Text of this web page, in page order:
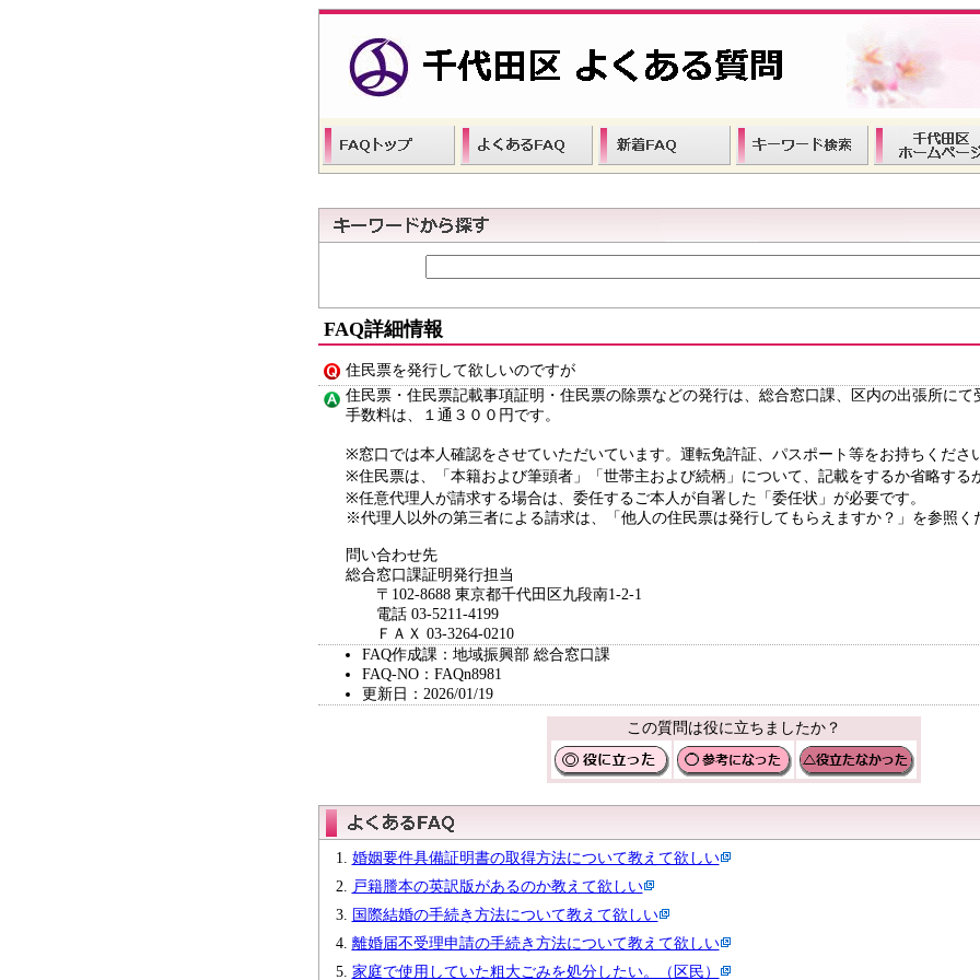
FAQ詳細情報
住民票を発行して欲しいのですが
住民票・住民票記載事項証明・住民票の除票などの発行は、総合窓口課、区内の出張所に
手数料は、１通３００円です。
※窓口では本人確認をさせていただいています。運転免許証、パスポート等をお持ちくださ
※住民票は、「本籍および筆頭者」「世帯主および続柄」について、記載をするか省略する
※任意代理人が請求する場合は、委任するご本人が自署した「委任状」が必要です。
※代理人以外の第三者による請求は、「他人の住民票は発行してもらえますか？」を参照く
問い合わせ先
総合窓口課証明発行担当
〒102-8688 東京都千代田区九段南1-2-1
電話 03-5211-4199
ＦＡＸ 03-3264-0210
FAQ作成課：地域振興部 総合窓口課
FAQ-NO：FAQn8981
更新日：2026/01/19
この質問は役に立ちましたか？
婚姻要件具備証明書の取得方法について教えて欲しい
戸籍謄本の英訳版があるのか教えて欲しい
国際結婚の手続き方法について教えて欲しい
離婚届不受理申請の手続き方法について教えて欲しい
家庭で使用していた粗大ごみを処分したい。（区民）